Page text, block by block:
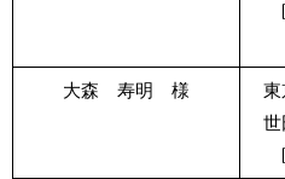
大森 寿明 様
東
世